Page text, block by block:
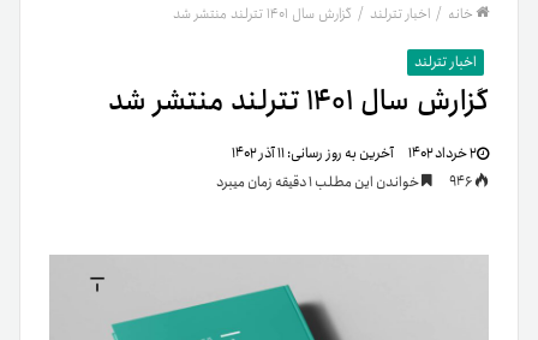
خانه / اخبار تترلند / گزارش سال ۱۴۰۱ تترلند منتشر شد
اخبار تترلند
گزارش سال ۱۴۰۱ تترلند منتشر شد
۲ خرداد ۱۴۰۲ آخرین به روز رسانی:۱۱ آذر ۱۴۰۲
خواندن این مطلب 1 دقیقه زمان میبرد